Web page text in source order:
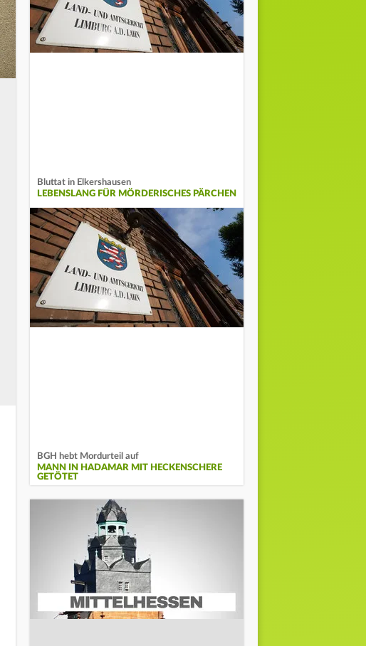
Bluttat in Elkershausen
LEBENSLANG FÜR MÖRDERISCHES PÄRCHEN
BGH hebt Mordurteil auf
MANN IN HADAMAR MIT HECKENSCHERE
GETÖTET